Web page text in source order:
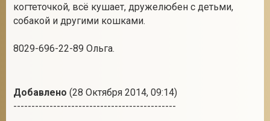
когтеточкой, всё кушает, дружелюбен с детьми,
собакой и другими кошками.
8029-696-22-89 Ольга.
Добавлено (28 Октября 2014, 09:14)
---------------------------------------------